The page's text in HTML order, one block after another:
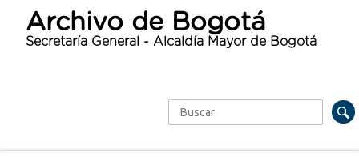
Archivo de Bogotá
Secretaría General - Alcaldía Mayor de Bogotá
Formulario de búsqueda
Buscar